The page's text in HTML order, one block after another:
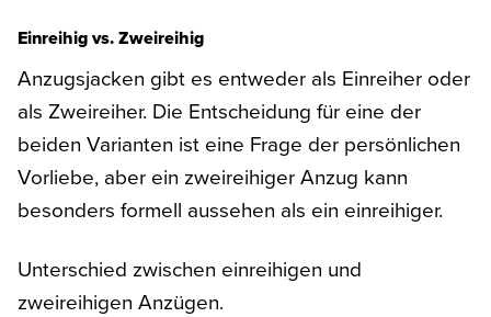
Einreihig vs. Zweireihig
Anzugsjacken gibt es entweder als Einreiher oder
als Zweireiher. Die Entscheidung für eine der
beiden Varianten ist eine Frage der persönlichen
Vorliebe, aber ein zweireihiger Anzug kann
besonders formell aussehen als ein einreihiger.
Unterschied zwischen einreihigen und
zweireihigen Anzügen.